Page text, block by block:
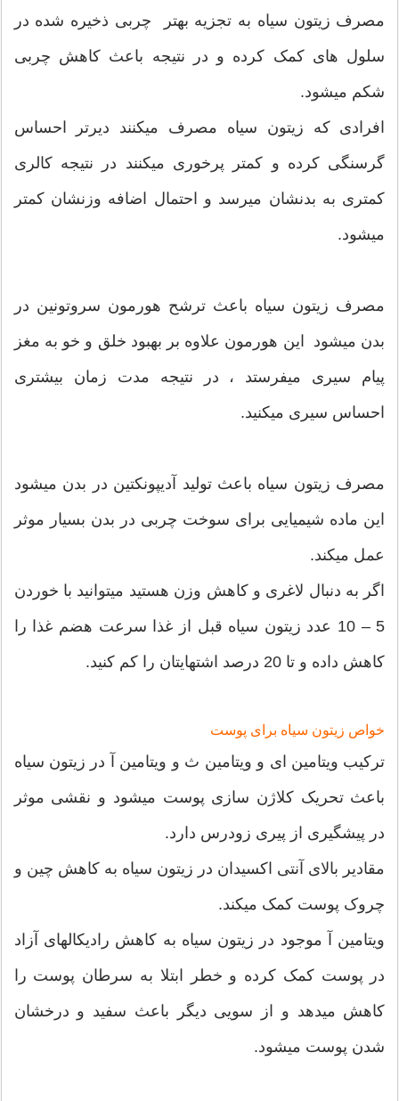
مصرف زیتون سیاه به تجزیه بهتر چربی ذخیره شده در
سلول های کمک کرده و در نتیجه باعث کاهش چربی
شکم میشود.
افرادی که زیتون سیاه مصرف میکنند دیرتر احساس
گرسنگی کرده و کمتر پرخوری میکنند در نتیجه کالری
کمتری به بدنشان میرسد و احتمال اضافه وزنشان کمتر
میشود.
مصرف زیتون سیاه باعث ترشح هورمون سروتونین در
بدن میشود این هورمون علاوه بر بهبود خلق و خو به مغز
پیام سیری میفرستد ، در نتیجه مدت زمان بیشتری
احساس سیری میکنید.
مصرف زیتون سیاه باعث تولید آدیپونکتین در بدن میشود
این ماده شیمیایی برای سوخت چربی در بدن بسیار موثر
عمل میکند.
اگر به دنبال لاغری و کاهش وزن هستید میتوانید با خوردن
5 – 10 عدد زیتون سیاه قبل از غذا سرعت هضم غذا را
کاهش داده و تا 20 درصد اشتهایتان را کم کنید.
خواص زیتون سیاه برای پوست
ترکیب ویتامین ای و ویتامین ث و ویتامین آ در زیتون سیاه
باعث تحریک کلاژن سازی پوست میشود و نقشی موثر
در پیشگیری از پیری زودرس دارد.
مقادیر بالای آنتی اکسیدان در زیتون سیاه به کاهش چین و
چروک پوست کمک میکند.
ویتامین آ موجود در زیتون سیاه به کاهش رادیکالهای آزاد
در پوست کمک کرده و خطر ابتلا به سرطان پوست را
کاهش میدهد و از سویی دیگر باعث سفید و درخشان
شدن پوست میشود.